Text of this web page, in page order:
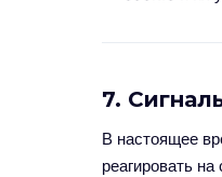
7.
В настоящее
реагировать